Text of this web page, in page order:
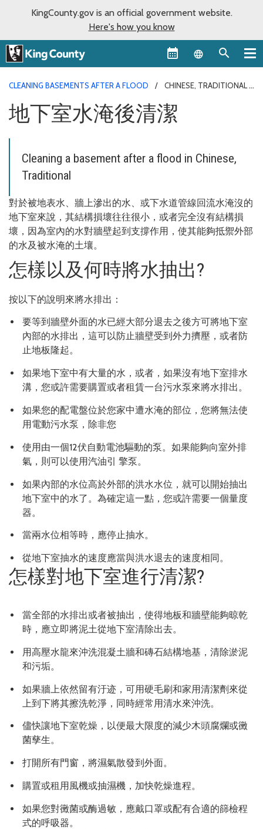
KingCounty.gov is an official government website.
Here's how you know
Language
CLEANING BASEMENTS AFTER A FLOOD CHINESE, TRADITIONAL
地下室水淹後清潔
Cleaning a basement after a flood in Chinese,
Traditional
對於被地表水、牆上滲出的水、或下水道管線回流水淹沒的
地下室來說，其結構損壞往往很小，或者完全沒有結構損
壞，因為室內的水對牆壁起到支撐作用，使其能夠抵禦外部
的水及被水淹的土壤。
怎樣以及何時將水抽出?
按以下的說明來將水排出：
要等到牆壁外面的水已經大部分退去之後方可將地下室
內部的水排出，這可以防止牆壁受到外力擠壓，或者防
止地板隆起。
如果地下室中有大量的水，或者，如果沒有地下室排水
溝，您或許需要購置或者租賃一台污水泵來將水排出。
如果您的配電盤位於您家中遭水淹的部位，您將無法使
用電動污水泵，除非您
使用由一個12伏自動電池驅動的泵。如果能夠向室外排
氣，則可以使用汽油引 擎泵。
如果內部的水位高於外部的洪水水位，就可以開始抽出
地下室中的水了。為確定這一點，您或許需要一個量度
器。
當兩水位相等時，應停止抽水。
從地下室抽水的速度應當與洪水退去的速度相同。
怎樣對地下室進行清潔?
當全部的水排出或者被抽出，使得地板和牆壁能夠晾乾
時，應立即將泥土從地下室清除出去。
用高壓水龍來沖洗混凝土牆和磚石結構地基，清除淤泥
和污垢。
如果牆上依然留有汙迹，可用硬毛刷和家用清潔劑來從
上到下將其擦洗乾淨，同時經常用清水來沖洗。
儘快讓地下室乾燥，以便最大限度的減少木頭腐爛或黴
菌孳生。
打開所有門窗，將濕氣散發到外面。
購置或租用風機或抽濕機，加快乾燥進程。
如果您對黴菌或酶過敏，應戴口罩或配有合適的篩檢程
式的呼吸器。